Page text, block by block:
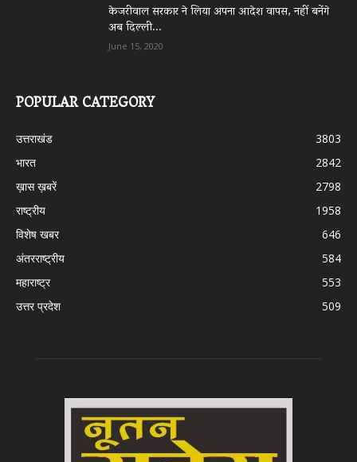
केजरीवाल सरकार ने लिया अपना आदेश वापस, नहीं बनेंगे
अब दिल्ली...
June 15, 2020
POPULAR CATEGORY
उत्तराखंड
3803
भारत
2842
ख़ास ख़बरें
2798
राष्ट्रीय
1958
विशेष खबर
646
अंतरराष्ट्रीय
584
महाराष्ट्र
553
उत्तर प्रदेश
509